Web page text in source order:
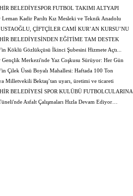
BELEDİYESPOR FUTBOL TAKIMI ALTYAPI
TAMAMLANDI
Leman Kadir Parıltı Kız Mesleki ve Teknik Anadolu
Erasmus+ ile Avrupa’ya Açılıyor
ÇİFTÇİLER CAMİ KUR’AN KURSU’NU
BELEDİYESİNDEN EĞİTİME TAM DESTEK
Köklü Gözlükçüsü İkinci Şubesini Hizmete Açtı...
Gençlik Merkezi'nde Yaz Coşkusu Sürüyor: Her Gün
Her Gün Yeni Bir Heyecan...
Çilek Üssü Boyalı Mahallesi: Haftada 100 Ton
Milletvekili Bektaş’tan uyarı, üretimi ve ticareti
gecikmeden atılmalıdır
BELEDİYESİ SPOR KULÜBÜ FUTBOLCULARINA
‘DEN DAVETAsfalt Çalışmaları Hızla Devam Ediyor…